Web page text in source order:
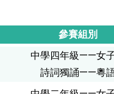
參賽組別
中學四年級——女
詩詞獨誦——粵